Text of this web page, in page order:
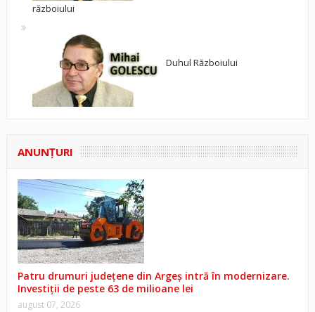
războiului
Duhul Războiului
ANUNŢURI
Patru drumuri județene din Argeș intră în modernizare.
Investiții de peste 63 de milioane lei
august 07, 2026